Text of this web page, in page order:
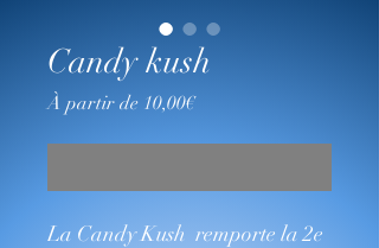
Candy kush
À partir de 10,00€Prix
La Candy Kush remporte la 2e